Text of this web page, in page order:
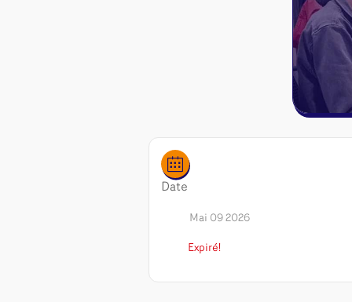
Date
Mai 09 2026
Expiré!